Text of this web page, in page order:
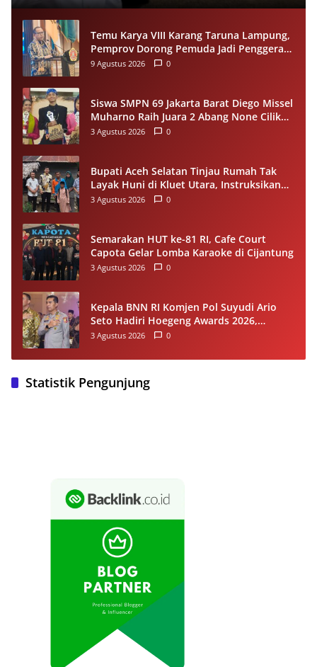
Temu Karya VIII Karang Taruna Lampung,
Pemprov Dorong Pemuda Jadi Penggerak
Ekonomi Desa
9 Agustus 2026 0
Siswa SMPN 69 Jakarta Barat Diego Missel
Muharno Raih Juara 2 Abang None Cilik
dan Remaja Kencur 2026
3 Agustus 2026 0
Bupati Aceh Selatan Tinjau Rumah Tak
Layak Huni di Kluet Utara, Instruksikan
Masuk Program Bantuan Rumah 2027
3 Agustus 2026 0
Semarakan HUT ke-81 RI, Cafe Court
Capota Gelar Lomba Karaoke di Cijantung
3 Agustus 2026 0
Kepala BNN RI Komjen Pol Suyudi Ario
Seto Hadiri Hoegeng Awards 2026,
Tegaskan Komitmen Perkuat Sinergi
3 Agustus 2026 0
Statistik Pengunjung